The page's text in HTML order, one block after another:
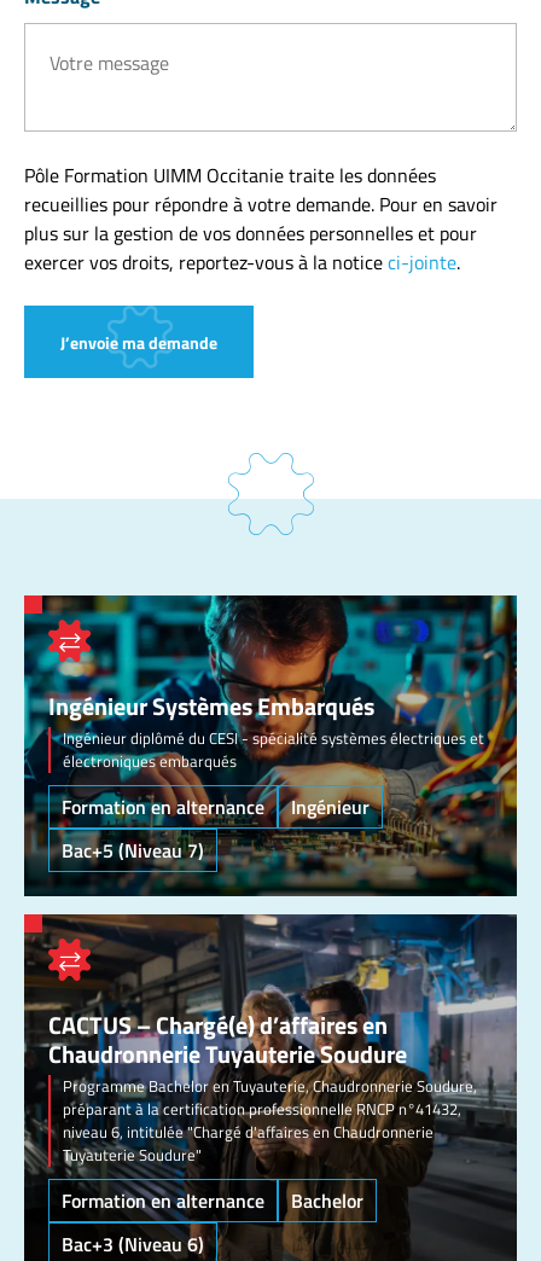
Pôle Formation UIMM Occitanie traite les données
recueillies pour répondre à votre demande. Pour en savoir
plus sur la gestion de vos données personnelles et pour
exercer vos droits, reportez-vous à la noticeci-jointe.
J’envoie ma demande
Ingénieur Systèmes Embarqués
Ingénieur diplômé du CESI - spécialité systèmes électriques et
électroniques embarqués
Formation en alternance
Ingénieur
Bac+5 (Niveau 7)
CACTUS – Chargé(e) d’affaires en
Chaudronnerie Tuyauterie Soudure
Programme Bachelor en Tuyauterie, Chaudronnerie Soudure,
préparant à la certification professionnelle RNCP n°41432,
niveau 6, intitulée "Chargé d'affaires en Chaudronnerie
Tuyauterie Soudure"
Formation en alternance
Bachelor
Bac+3 (Niveau 6)